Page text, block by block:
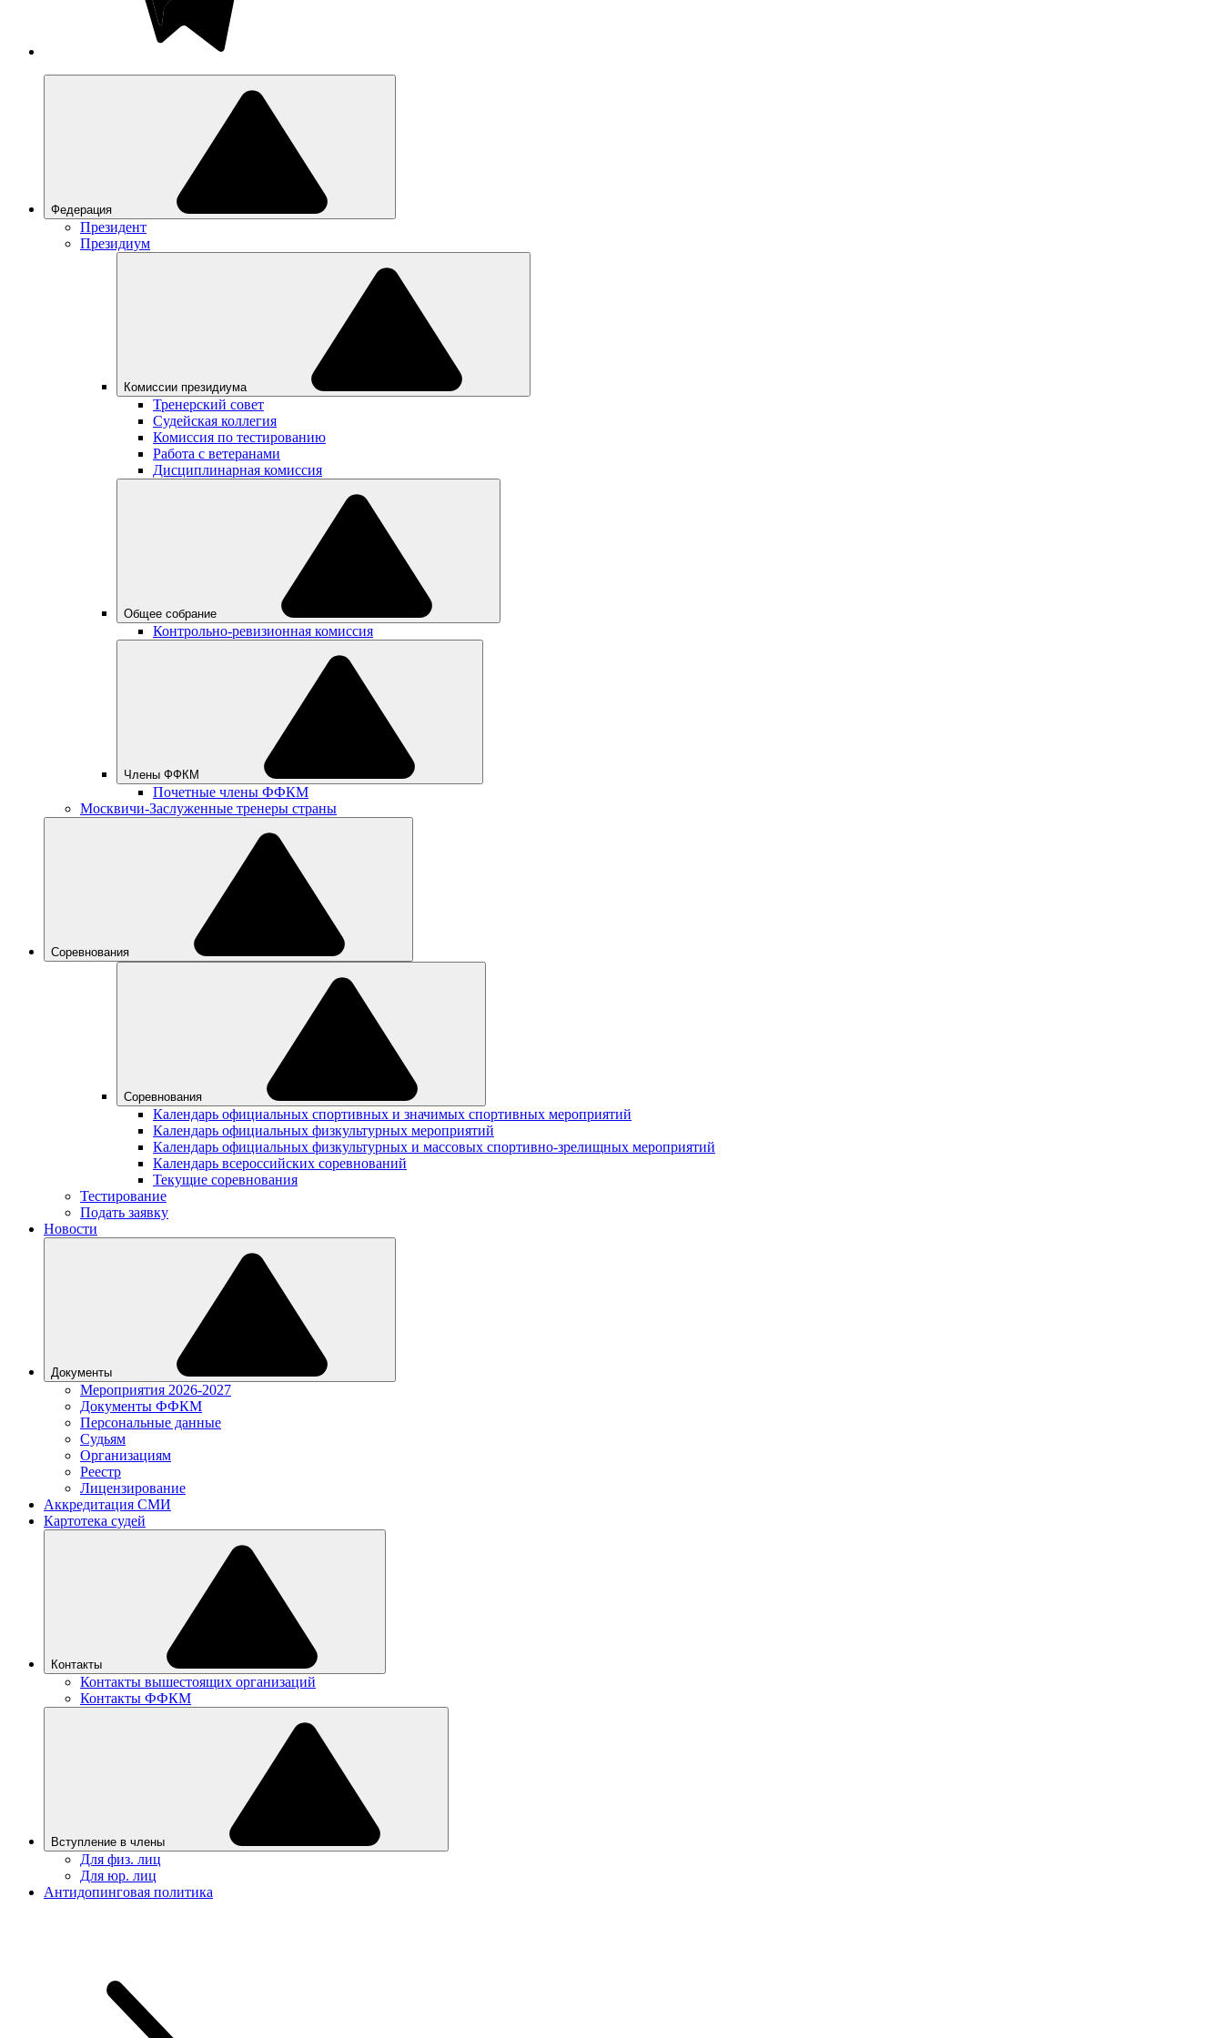
Федерация
Президент
Президиум
Комиссии президиума
Тренерский совет
Судейская коллегия
Комиссия по тестированию
Работа с ветеранами
Дисциплинарная комиссия
Общее собрание
Контрольно-ревизионная комиссия
Члены ФФКМ
Почетные члены ФФКМ
Москвичи-Заслуженные тренеры страны
Соревнования
Соревнования
Календарь официальных спортивных и значимых спортивных мероприятий
Календарь официальных физкультурных мероприятий
Календарь официальных физкультурных и массовых спортивно-зрелищных мероприятий
Календарь всероссийских соревнований
Текущие соревнования
Тестирование
Подать заявку
Новости
Документы
Мероприятия 2026-2027
Документы ФФКМ
Персональные данные
Судьям
Организациям
Реестр
Лицензирование
Аккредитация СМИ
Картотека судей
Контакты
Контакты вышестоящих организаций
Контакты ФФКМ
Вступление в члены
Для физ. лиц
Для юр. лиц
Антидопинговая политика